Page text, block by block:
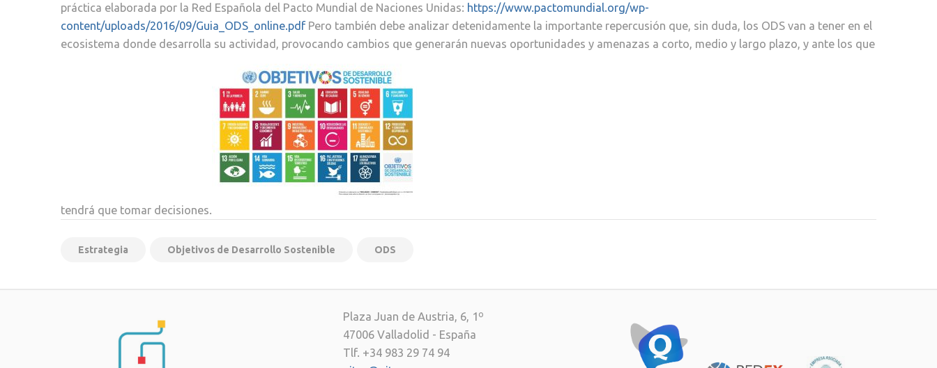
práctica elaborada por la Red Española del Pacto Mundial de Naciones Unidas: https://www.pactomundial.org/wp-
content/uploads/2016/09/Guia_ODS_online.pdfPero también debe analizar detenidamente la importante repercusión que, sin duda, los ODS van a tener en el
ecosistema donde desarrolla su actividad, provocando cambios que generarán nuevas oportunidades y amenazas a corto, medio y largo plazo, y ante los que
tendrá que tomar decisiones.
Estrategia Objetivos de Desarrollo Sostenible ODS
Plaza Juan de Austria, 6, 1º
47006 Valladolid - España
Tlf. +34 983 29 74 94